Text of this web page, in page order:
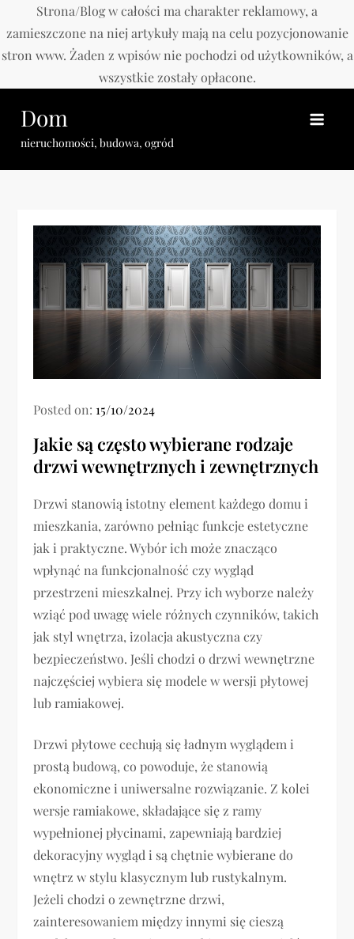
Strona/Blog w całości ma charakter reklamowy, a
zamieszczone na niej artykuły mają na celu pozycjonowanie
stron www. Żaden z wpisów nie pochodzi od użytkowników, a
wszystkie zostały opłacone.
content
Dom
nieruchomości, budowa, ogród
Posted on: 15/10/2024
Jakie są często wybierane rodzaje
drzwi wewnętrznych i zewnętrznych
Drzwi stanowią istotny element każdego domu i
mieszkania, zarówno pełniąc funkcje estetyczne
jak i praktyczne. Wybór ich może znacząco
wpłynąć na funkcjonalność czy wygląd
przestrzeni mieszkalnej. Przy ich wyborze należy
wziąć pod uwagę wiele różnych czynników, takich
jak styl wnętrza, izolacja akustyczna czy
bezpieczeństwo. Jeśli chodzi o drzwi wewnętrzne
najczęściej wybiera się modele w wersji płytowej
lub ramiakowej.
Drzwi płytowe cechują się ładnym wyglądem i
prostą budową, co powoduje, że stanowią
ekonomiczne i uniwersalne rozwiązanie. Z kolei
wersje ramiakowe, składające się z ramy
wypełnionej płycinami, zapewniają bardziej
dekoracyjny wygląd i są chętnie wybierane do
wnętrz w stylu klasycznym lub rustykalnym.
Jeżeli chodzi o zewnętrzne drzwi,
zainteresowaniem między innymi się cieszą